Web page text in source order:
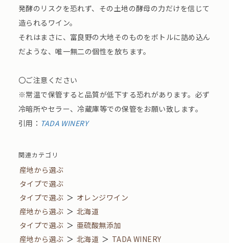
発酵のリスクを恐れず、その土地の酵母の力だけを信じて
造られるワイン。
それはまさに、富良野の大地そのものをボトルに詰め込ん
だような、唯一無二の個性を放ちます。
〇ご注意ください
※常温で保管すると品質が低下する恐れがあります。必ず
冷暗所やセラー、冷蔵庫等での保管をお願い致します。
引用： TADA WINERY
関連カテゴリ
産地から選ぶ
タイプで選ぶ
タイプで選ぶ ＞ オレンジワイン
産地から選ぶ ＞ 北海道
タイプで選ぶ ＞ 亜硫酸無添加
産地から選ぶ ＞ 北海道 ＞ TADA WINERY